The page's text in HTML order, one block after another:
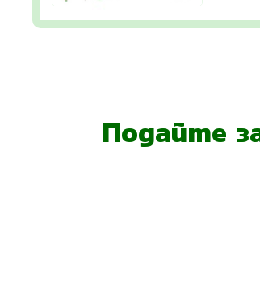
Подайте